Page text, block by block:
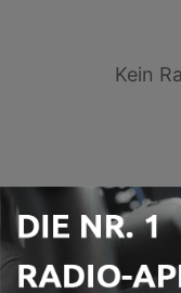
Kein
Vorherige